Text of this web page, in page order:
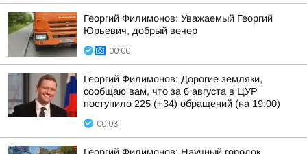
Георгий Филимонов: Уважаемый Георгий
Юрьевич, добрый вечер
00:00
Георгий Филимонов: Дорогие земляки,
сообщаю вам, что за 6 августа в ЦУР
поступило 225 (+34) обращений (на 19:00)
00:03